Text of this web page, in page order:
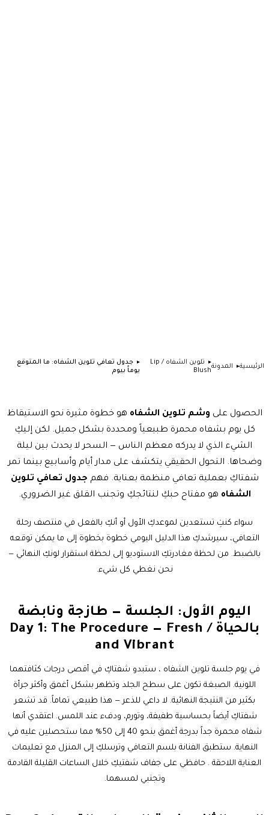
الرئيسية المدونة
تلوين الشفاه / Lip
Blush
جدول تعافي تلوين الشفاه: ما المتوقع
يوماً بيوم
الحصول على وشم تلوين الشفاه هو خطوة مثيرة نحو الاستيقاظ
كل يوم بشفاه محمرة طبيعياً ومحددة بشكل جميل. لكن إليكِ
الشيء الذي لا يدركه معظم الناس — السحر لا يحدث بين ليلة
وضحاها. التحول الحقيقي يتكشف على مدار أيام وأسابيع بينما تمر
شفتاكِ بعملية تعافي منظمة بعناية. فهم جدول تعافي تلوين
الشفاه هو مفتاح حبكِ لنتائجكِ وتجنب القلق غير الضروري.
سواء كنتِ تستعدين لموعدكِ الأول أو أنكِ بالفعل في منتصف رحلة
التعافي، سيرشدكِ هذا الدليل اليومي خطوة بخطوة إلى ما يمكن توقعه
بالضبط. من لحظة مغادرتكِ الاستوديو إلى لحظة استقرار لونكِ النهائي —
نحن نغطي كل شيء.
اليوم الأول: الجلسة — طازجة ونابضة
بالحياة / Day 1: The Procedure — Fresh
and Vibrant
في يوم جلسة تلوين الشفاه ، ستبدو شفتاكِ في أقصى درجات كثافتهما
اللونية. الصبغة تكون على سطح الجلد وتظهر بشكل أغمق وأكثر جرأة
بكثير من النتيجة النهائية. لا داعي للذعر — هذا طبيعي تماماً. قد تشعر
شفتاكِ أيضاً بحساسية طفيفة، وتورم، ودفء عند اللمس. اعتقدي أنها
شفاه محمرة جداً بدرجة أغمق بنحو 40 إلى 50% مما ستحصلين عليه في
النهاية. ستطبق الفنانة بلسم التعافي وترسلكِ إلى المنزل مع تعليمات
العناية اللاحقة . حافظي على جفاف شفتيكِ خلال الساعات القليلة القادمة
وتجنبي لمسهما.